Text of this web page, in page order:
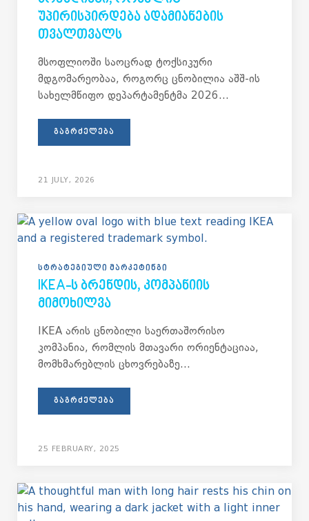
ᲣᲞᲘᲠᲘᲡᲞᲘᲠᲓᲔᲑᲐ ᲐᲓᲐᲛᲘᲐᲜᲔᲑᲘᲡ
ᲗᲕᲐᲚᲗᲕᲐᲚᲡ
მსოფლიოში საოცრად ტოქსიკური
მდგომარეობაა, როგორც ცნობილია აშშ-ის
სახელმწიფო დეპარტამენტმა 2026...
ᲒᲐᲒᲠᲫᲔᲚᲔᲑᲐ
21 JULY, 2026
ᲡᲢᲠᲐᲢᲔᲒᲘᲣᲚᲘ ᲛᲐᲠᲙᲔᲢᲘᲜᲒᲘ
IKEA-Ს ᲑᲠᲔᲜᲓᲘᲡ, ᲙᲝᲛᲞᲐᲜᲘᲘᲡ
ᲛᲘᲛᲝᲮᲘᲚᲕᲐ
IKEA არის ცნობილი საერთაშორისო
კომპანია, რომლის მთავარი ორიენტაციაა,
მომხმარებლის ცხოვრებაზე...
ᲒᲐᲒᲠᲫᲔᲚᲔᲑᲐ
25 FEBRUARY, 2025